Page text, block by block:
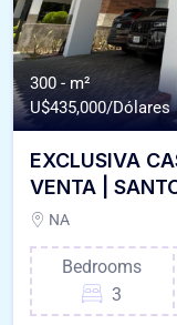
300 - m²
U$435,000/Dólares
EXCLUSIVA
VENTA |
NA
Bedrooms
3